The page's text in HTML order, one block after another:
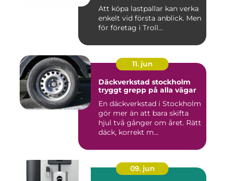
Att köpa lastpallar kan verka
enkelt vid första anblick. Men
för företag i Troll...
11. jun
Däckverkstad stockholm
tryggt grepp på alla vägar
En däckverkstad i Stockholm
gör mer än att bara skifta
hjul två gånger om året. Rätt
däck, korrekt m...
09. jun